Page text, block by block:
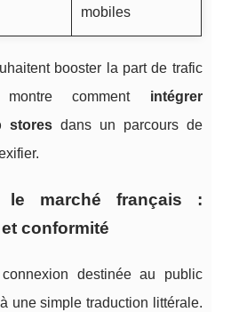
mobiles
booster la part de trafic
comment intégrer
storesdans un parcours de
le marché français :
conformité
destinée au public
une simple traduction littérale.